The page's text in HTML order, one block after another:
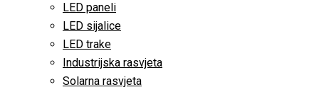
LED paneli
LED sijalice
LED trake
Industrijska rasvjeta
Solarna rasvjeta